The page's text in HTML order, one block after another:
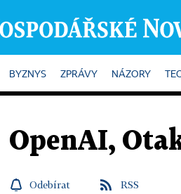
HOME
BYZNYS ZPRÁVY NÁZORY
OpenAI,
Odebírat RSS